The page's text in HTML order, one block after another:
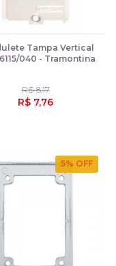
Tampa Vertical
040 - Tramontina
R$ 8,17
R$ 7,76
5% OFF